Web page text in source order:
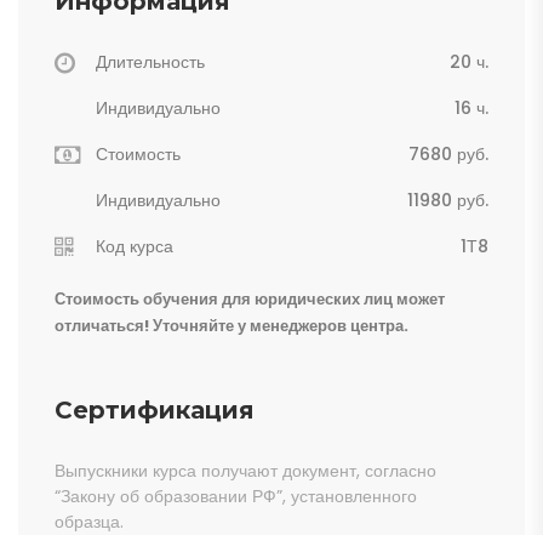
Длительность
20 ч.
Индивидуально
16 ч.
Стоимость
7680 руб.
Индивидуально
11980 руб.
Код курса
1Т8
Стоимость обучения для юридических лиц может
отличаться! Уточняйте у менеджеров центра.
Сертификация
Выпускники курса получают документ, согласно
“Закону об образовании РФ”, установленного
образца.